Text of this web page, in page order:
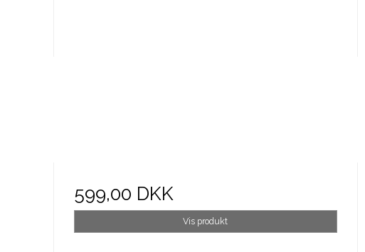
599,00 DKK
Vis produkt